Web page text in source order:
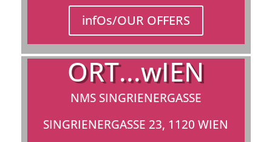
infOs/OUR OFFERS
ORT...wIEN
NMS SINGRIENERGASSE
SINGRIENERGASSE 23, 1120 WIEN